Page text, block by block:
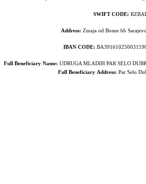
SWIFT CODE:
Address:Zmaja od Bosne bb
IBAN CODE:
Full Beneficiary Name: UDRUGA MLADIH PAR SELO
Full BeneficiaryAddress: Par Selo